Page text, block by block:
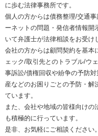
に歩む法律事務所です。
個人の方からは債務整理/交通
ーネットの問題・発信者情報開
いて弁護士が法律相談をお受け
会社の方からは顧問契約を基本
ェック/取引先とのトラブル/ウ
事訴訟/債権回収や紛争の予防
産などのお困りごとの予防・解
ています。
また、会社や地域の皆様向け
も積極的に行っています。
是非、お気軽にご相談ください。